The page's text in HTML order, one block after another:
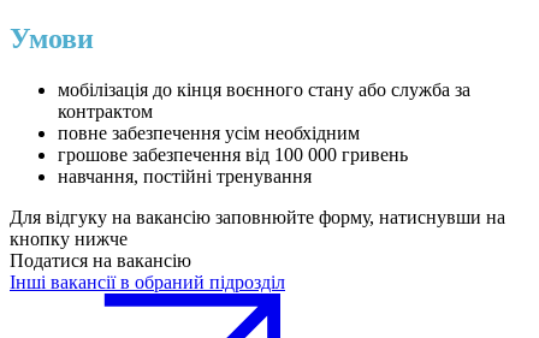
Умови
мобілізація до кінця воєнного стану або служба за
контрактом
повне забезпечення усім необхідним
грошове забезпечення від 100 000 гривень
навчання, постійні тренування
Для відгуку на вакансію заповнюйте форму, натиснувши на
кнопку нижче
Податися на вакансію
Інші вакансії в обраний підрозділ